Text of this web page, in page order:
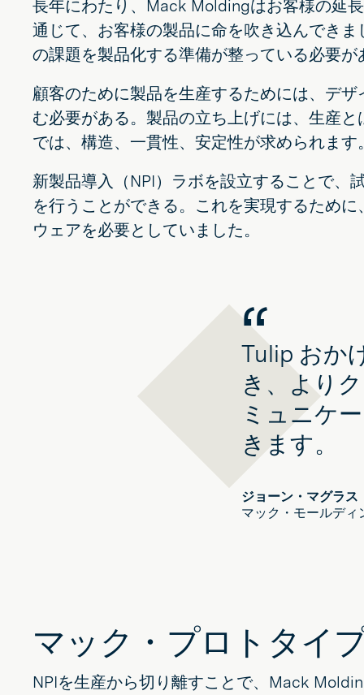
長年にわたり、Mack Moldingはお客様の延
通じて、お客様の製品に命を吹き込んでき
の課題を製品化する準備が整っている必要が
顧客のために製品を生産するためには、デ
む必要がある。製品の立ち上げには、生産
では、構造、一貫性、安定性が求められます
新製品導入（NPI）ラボを設立することで、
を行うことができる。これを実現するため
ウェアを必要としていました。
Tulip おか
き、より
ミュニケ
きます。
ジョーン・マグラス
マック・モールデ
マック・プロトタイ
NPIを生産から切り離すことで、Mack